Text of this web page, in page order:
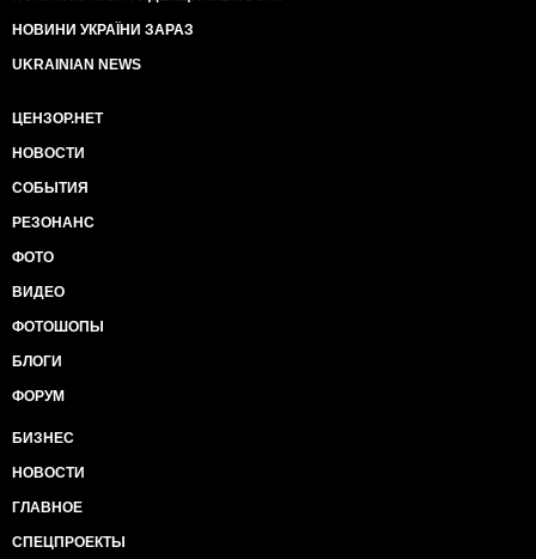
НОВИНИ УКРАЇНИ ЗАРАЗ
UKRAINIAN NEWS
ЦЕНЗОР.НЕТ
НОВОСТИ
СОБЫТИЯ
РЕЗОНАНС
ФОТО
ВИДЕО
ФОТОШОПЫ
БЛОГИ
ФОРУМ
БИЗНЕС
НОВОСТИ
ГЛАВНОЕ
СПЕЦПРОЕКТЫ